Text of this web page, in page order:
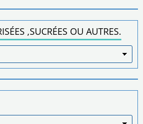
,SUCRÉES OU AUTRES.